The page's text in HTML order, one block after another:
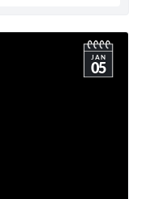
JAN
05